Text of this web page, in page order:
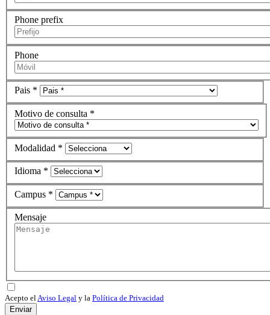
Phone prefix
Phone
Pais *
Motivo de consulta *
Modalidad *
Idioma *
Campus *
Mensaje
Acepto elAviso Legal y la Política de Privacidad
Enviar